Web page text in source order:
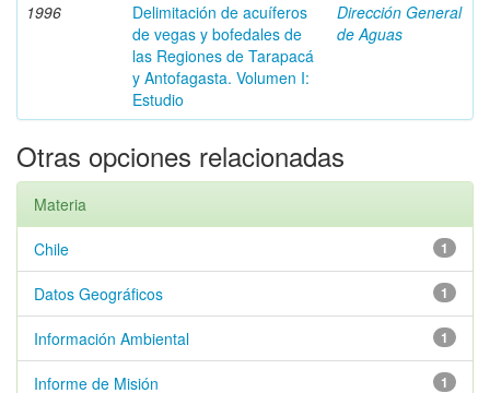
1996
Delimitación de acuíferos
de vegas y bofedales de
las Regiones de Tarapacá
y Antofagasta. Volumen I:
Estudio
Dirección General
de Aguas
Otras opciones relacionadas
Materia
1
Chile
1
Datos Geográficos
1
Información Ambiental
1
Informe de Misión